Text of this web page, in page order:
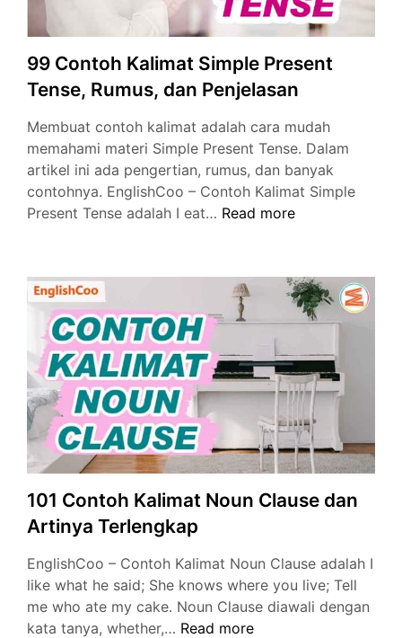
99 Contoh Kalimat Simple Present
Tense, Rumus, dan Penjelasan
Membuat contoh kalimat adalah cara mudah
memahami materi Simple Present Tense. Dalam
artikel ini ada pengertian, rumus, dan banyak
contohnya. EnglishCoo – Contoh Kalimat Simple
Present Tense adalah I eat… 99
Simple
Present
Tense,
dan
Penjelasan
Read more
101 Contoh Kalimat Noun Clause dan
Artinya Terlengkap
EnglishCoo – Contoh Kalimat Noun Clause adalah I
like what he said; She knows where you live; Tell
me who ate my cake. Noun Clause diawali dengan
kata tanya, whether,… 101
Read more